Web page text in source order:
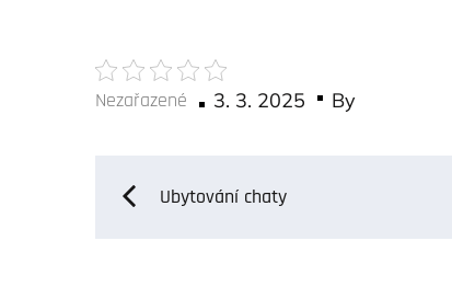
Nezařazené
Posted
3. 3. 2025 By
Navigace
Ubytování chaty